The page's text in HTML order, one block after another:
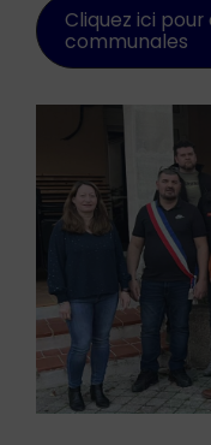
Cliquez ici
communales